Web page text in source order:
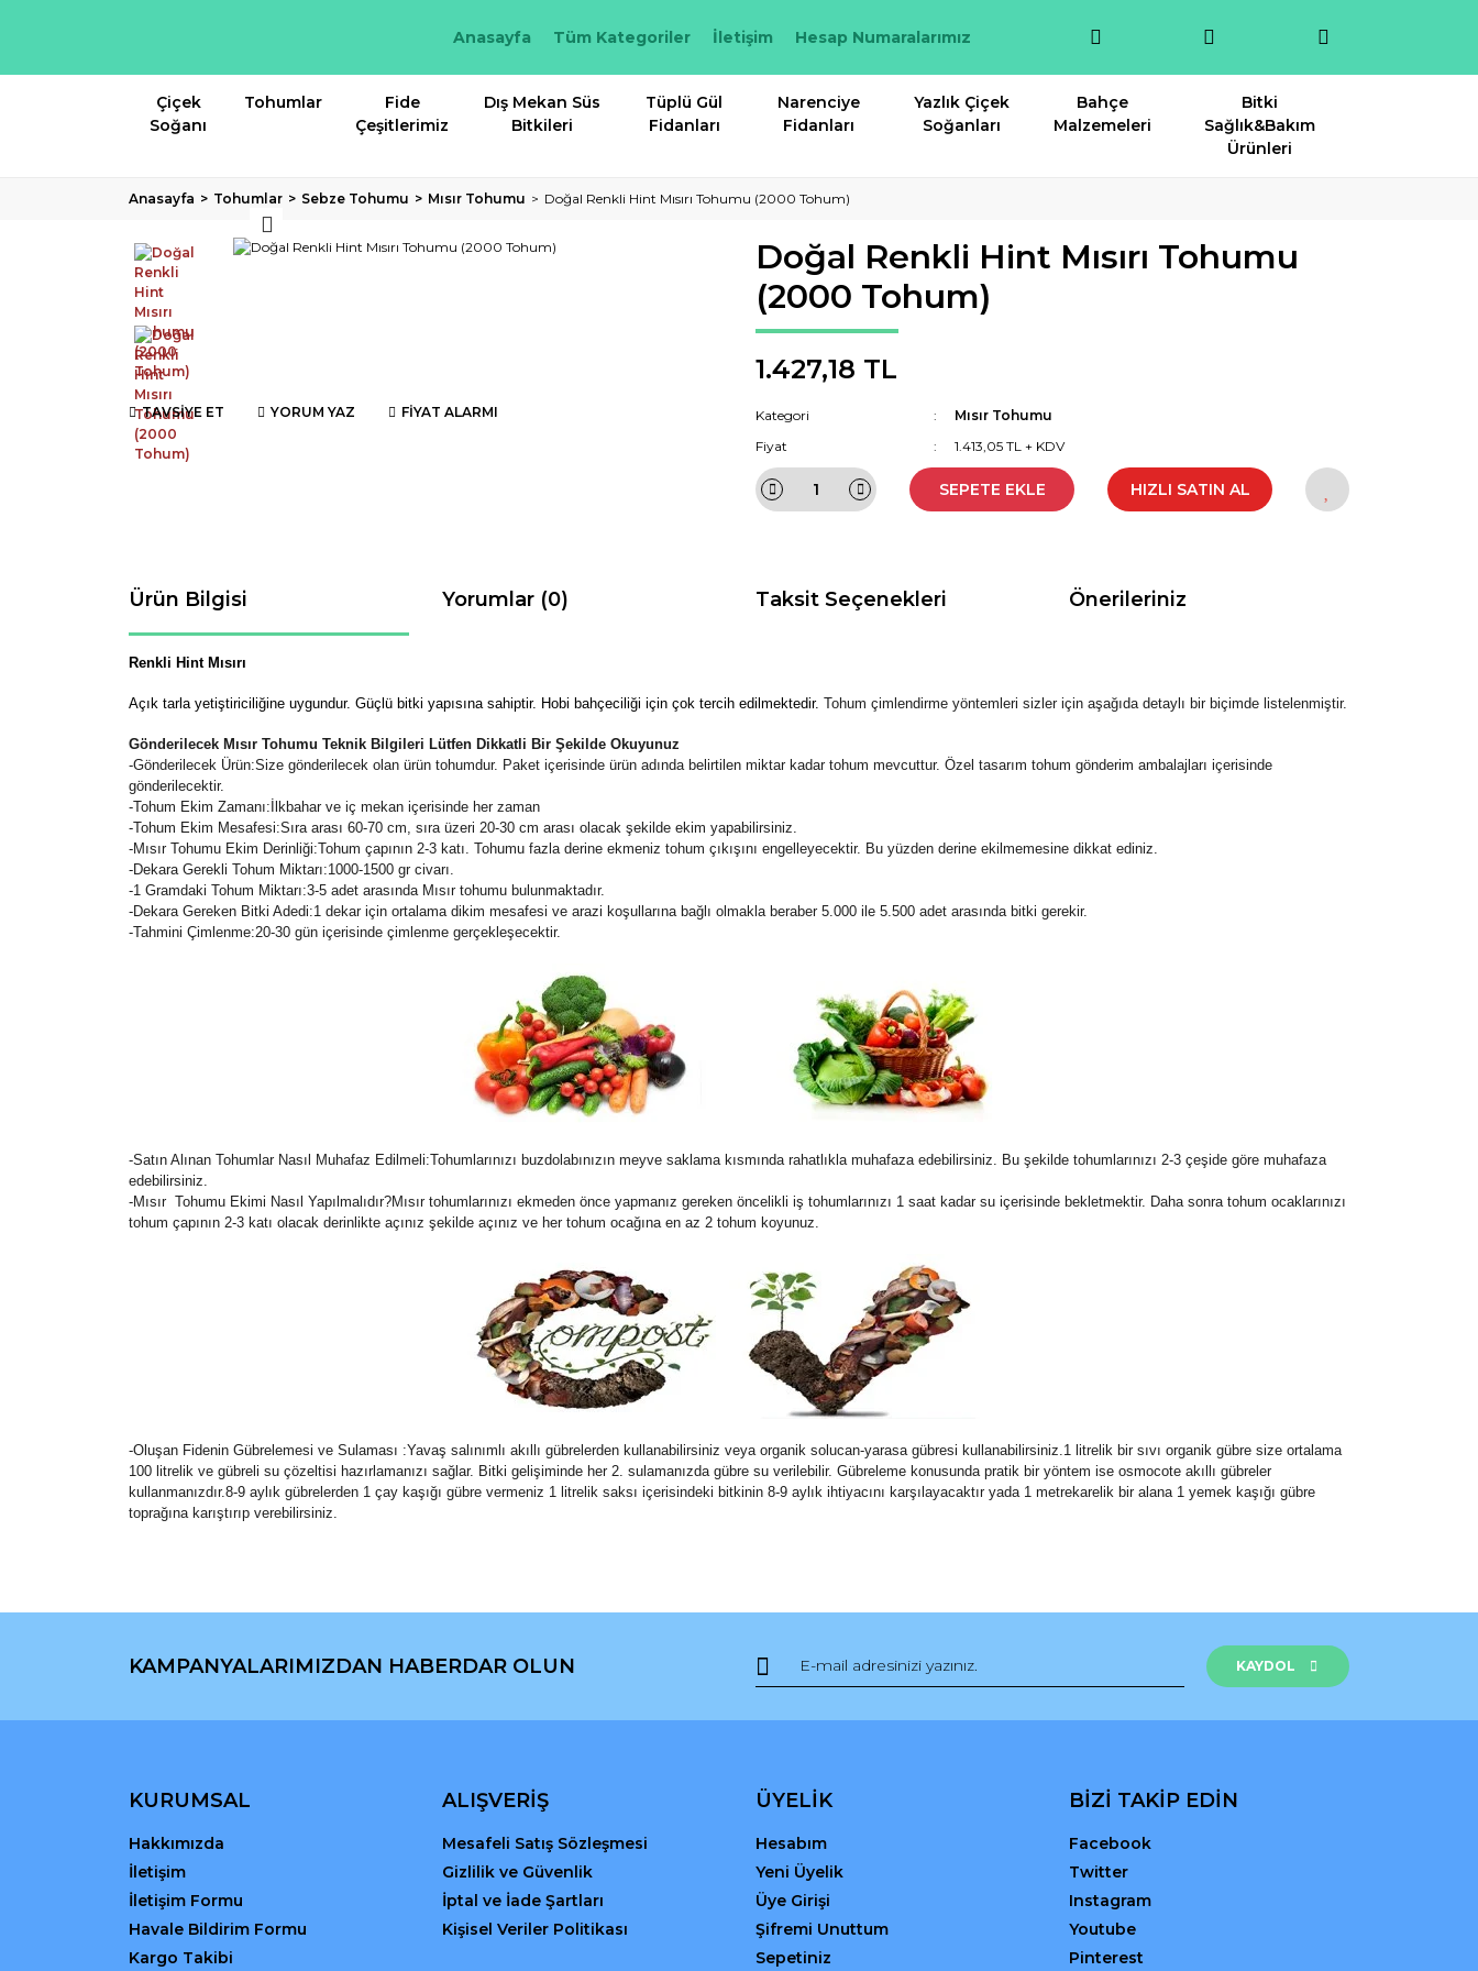
Anasayfa Tüm Kategoriler İletişim Hesap Numaralarımız
Çiçek
Soğanı
Tohumlar
Fide
Çeşitlerimiz
Dış Mekan Süs
Bitkileri
Tüplü Gül
Fidanları
Narenciye
Fidanları
Yazlık Çiçek
Soğanları
Bahçe
Malzemeleri
Bitki
Sağlık&Bakım
Ürünleri
Anasayfa Tohumlar Sebze Tohumu Mısır Tohumu Doğal Renkli Hint Mısırı Tohumu (2000 Tohum)
TAVSİYE ET YORUM YAZ FİYAT ALARMI
Doğal Renkli Hint Mısırı Tohumu
(2000 Tohum)
1.427,18 TL
Kategori
Mısır Tohumu
Fiyat
1.413,05 TL + KDV
SEPETE EKLE HIZLI SATIN AL
Ürün Bilgisi Yorumlar (0) Taksit Seçenekleri Önerileriniz
Renkli Hint Mısırı
Açık tarla yetiştiriciliğine uygundur. Güçlü bitki yapısına sahiptir. Hobi bahçeciliği için çok tercih edilmektedir. Tohum çimlendirme yöntemleri sizler için aşağıda detaylı bir biçimde listelenmiştir.
Gönderilecek Mısır Tohumu Teknik Bilgileri Lütfen Dikkatli Bir Şekilde Okuyunuz
-Gönderilecek Ürün:Size gönderilecek olan ürün tohumdur. Paket içerisinde ürün adında belirtilen miktar kadar tohum mevcuttur. Özel tasarım tohum gönderim ambalajları içerisinde
gönderilecektir.
-Tohum Ekim Zamanı:İlkbahar ve iç mekan içerisinde her zaman
-Tohum Ekim Mesafesi:Sıra arası 60-70 cm, sıra üzeri 20-30 cm arası olacak şekilde ekim yapabilirsiniz.
-Mısır Tohumu Ekim Derinliği:Tohum çapının 2-3 katı. Tohumu fazla derine ekmeniz tohum çıkışını engelleyecektir. Bu yüzden derine ekilmemesine dikkat ediniz.
-Dekara Gerekli Tohum Miktarı:1000-1500 gr civarı.
-1 Gramdaki Tohum Miktarı:3-5 adet arasında Mısır tohumu bulunmaktadır.
-Dekara Gereken Bitki Adedi:1 dekar için ortalama dikim mesafesi ve arazi koşullarına bağlı olmakla beraber 5.000 ile 5.500 adet arasında bitki gerekir.
-Tahmini Çimlenme:20-30 gün içerisinde çimlenme gerçekleşecektir.
-Satın Alınan Tohumlar Nasıl Muhafaz Edilmeli:Tohumlarınızı buzdolabınızın meyve saklama kısmında rahatlıkla muhafaza edebilirsiniz. Bu şekilde tohumlarınızı 2-3 çeşide göre muhafaza
edebilirsiniz.
-Mısır Tohumu Ekimi Nasıl Yapılmalıdır?Mısır tohumlarınızı ekmeden önce yapmanız gereken öncelikli iş tohumlarınızı 1 saat kadar su içerisinde bekletmektir. Daha sonra tohum ocaklarınızı
tohum çapının 2-3 katı olacak derinlikte açınız şekilde açınız ve her tohum ocağına en az 2 tohum koyunuz.
-Oluşan Fidenin Gübrelemesi ve Sulaması :Yavaş salınımlı akıllı gübrelerden kullanabilirsiniz veya organik solucan-yarasa gübresi kullanabilirsiniz.1 litrelik bir sıvı organik gübre size ortalama
100 litrelik ve gübreli su çözeltisi hazırlamanızı sağlar. Bitki gelişiminde her 2. sulamanızda gübre su verilebilir. Gübreleme konusunda pratik bir yöntem ise osmocote akıllı gübreler
kullanmanızdır.8-9 aylık gübrelerden 1 çay kaşığı gübre vermeniz 1 litrelik saksı içerisindeki bitkinin 8-9 aylık ihtiyacını karşılayacaktır yada 1 metrekarelik bir alana 1 yemek kaşığı gübre
toprağına karıştırıp verebilirsiniz.
Yorum Yaz
Görüş ve önerileriniz için teşekkür ederiz.
Ürün resmi kalitesiz, bozuk veya görüntülenemiyor.
Gönder
KAMPANYALARIMIZDAN HABERDAR OLUN KAYDOL
KURUMSAL
Hakkımızda
İletişim
İletişim Formu
Havale Bildirim Formu
Kargo Takibi
ALIŞVERİŞ
Mesafeli Satış Sözleşmesi
Gizlilik ve Güvenlik
İptal ve İade Şartları
Kişisel Veriler Politikası
ÜYELİK
Hesabım
Yeni Üyelik
Üye Girişi
Şifremi Unuttum
Sepetiniz
BİZİ TAKİP EDİN
Facebook
Twitter
Instagram
Youtube
Pinterest